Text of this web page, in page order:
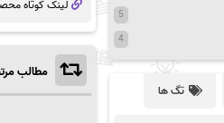
لینک کوتاه
مطالب
5
4
تگ ها